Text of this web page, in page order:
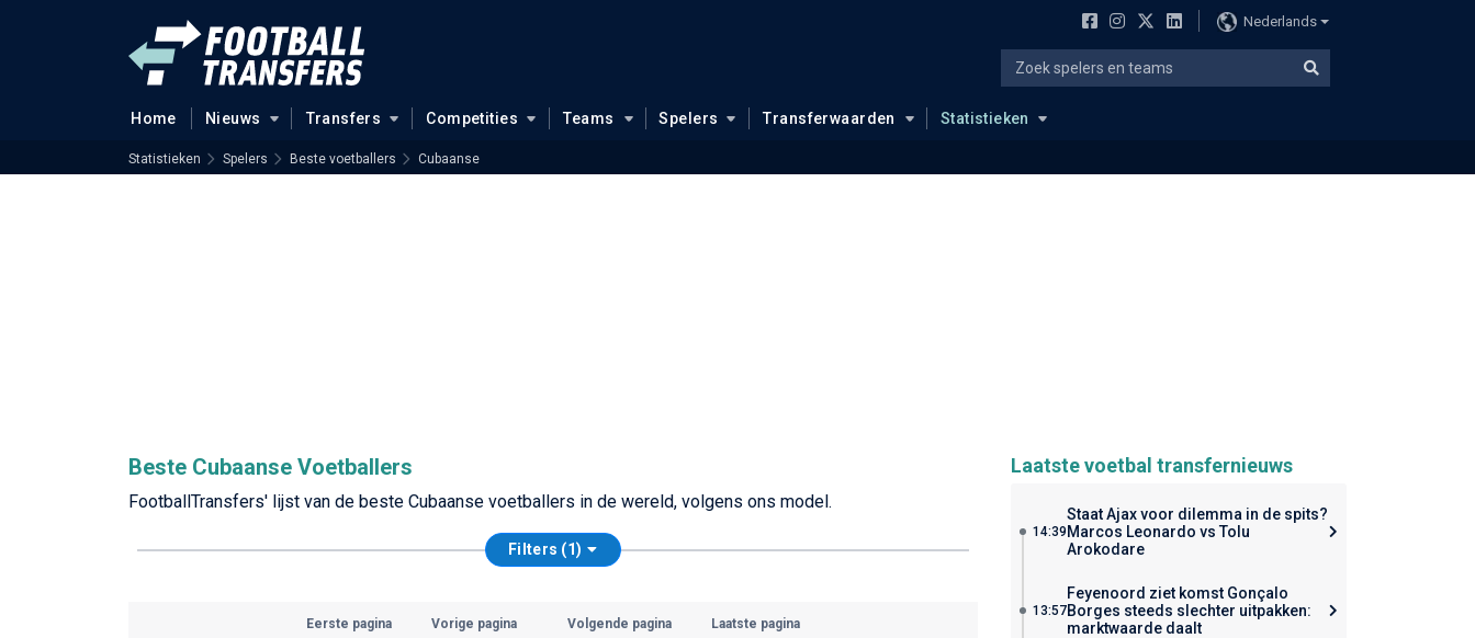
Nederlands
Home Nieuws Transfers Competities Teams Spelers Transferwaarden Statistieken
Statistieken Spelers Beste voetballers Cubaanse
Beste Cubaanse Voetballers
FootballTransfers' lijst van de beste Cubaanse voetballers in de wereld, volgens ons model.
Filters (1)
Eerste pagina Vorige pagina Volgende pagina Laatste pagina
Laatste voetbal transfernieuws
14:39
Staat Ajax voor dilemma in de spits?
Marcos Leonardo vs Tolu
Arokodare
13:57
Feyenoord ziet komst Gonçalo
Borges steeds slechter uitpakken:
marktwaarde daalt